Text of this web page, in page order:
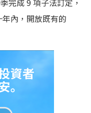
內，開放既有的